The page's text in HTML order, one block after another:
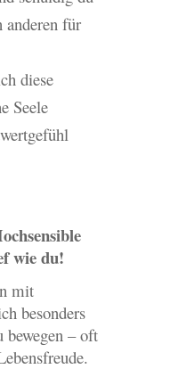
für
diese
Seele
wie du!
mit
besonders
– oft